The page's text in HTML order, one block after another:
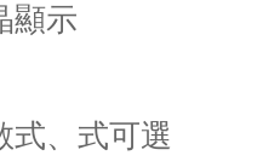
顯示
式、式可選